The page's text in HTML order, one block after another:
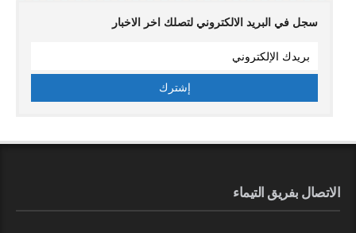
سجل في البريد الالكتروني لتصلك اخر الاخبار
الاتصال بفريق التيماء